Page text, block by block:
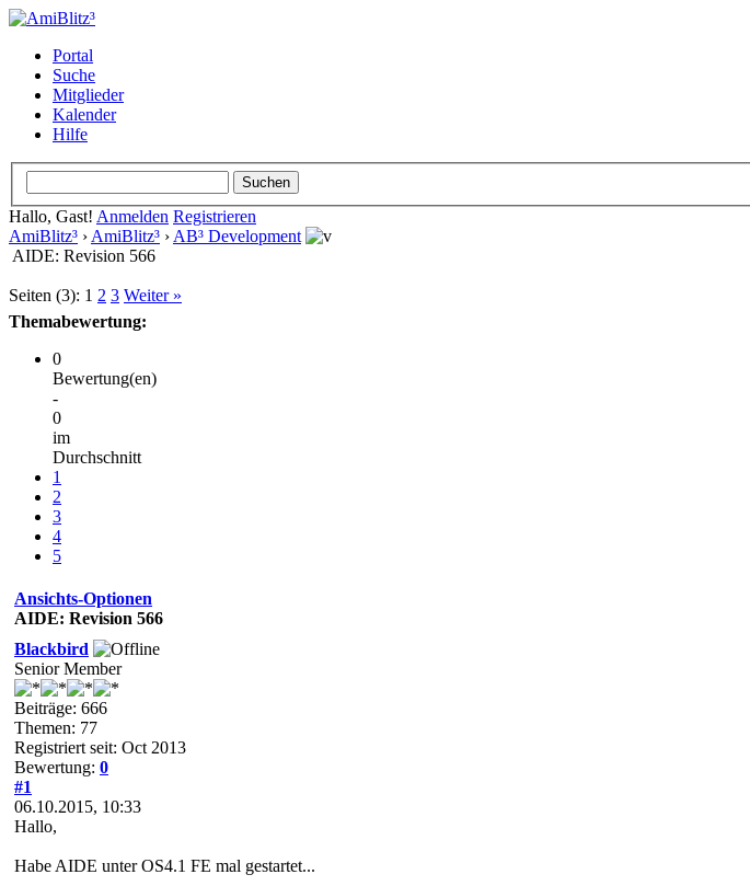
Portal
Suche
Mitglieder
Kalender
Hilfe
Hallo, Gast! Anmelden Registrieren
AmiBlitz³ › AmiBlitz³ › AB³ Development
AIDE: Revision 566
Seiten (3): 1 2 3 Weiter »
Themabewertung:
0
Bewertung(en)
-
0
im
Durchschnitt
1
2
3
4
5
Ansichts-Optionen
AIDE: Revision 566
Blackbird
Senior Member
Beiträge: 666
Themen: 77
Registriert seit: Oct 2013
Bewertung: 0
#1
06.10.2015, 10:33
Hallo,
Habe AIDE unter OS4.1 FE mal gestartet...